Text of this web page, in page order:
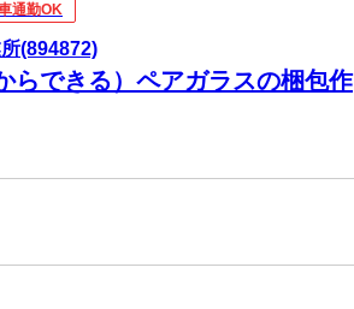
通勤OK
(894872)
らできる）ペアガラスの梱包作